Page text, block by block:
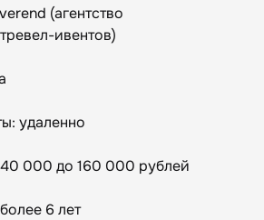
(агентство
ивентов)
удаленно
000 до 160 000 рублей
6 лет